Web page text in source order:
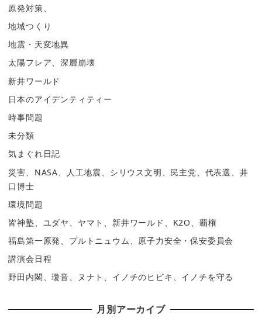
原発対策、
地域つくり
地震・天変地異
太陽フレア、深層崩壊
新井ワールド
日本のアイデンティティー
時事問題
未分類
気まぐれ日記
災害、NASA、人工地震、シリウス文明、民主党、代表選、井
口博士
環境問題
皆神塾、ユダヤ、ヤマト、新井ワールド、K2O、覇権
福島第一原発、プルトニュウム、原子力安全・保安委員会
講演会日程
野田内閣、瓊音、ヌナト、イノチのヒビキ、イノチを守る
月別アーカイブ